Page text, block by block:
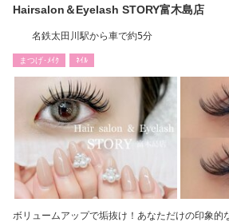
Hairsalon＆Eyelash STORY富木島店
名鉄太田川駅から車で約5分
まつげ･ﾒｲｸ ﾈｲﾙ
ボリュームアップで垢抜け！あなただけの印象